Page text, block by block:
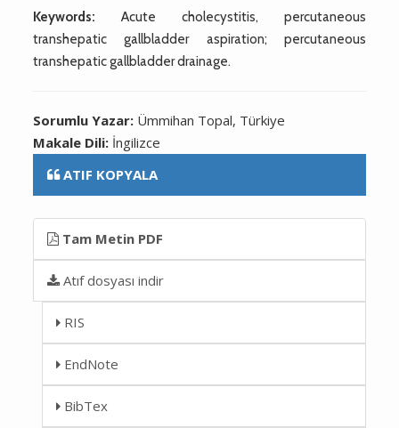
Keywords: Acute cholecystitis, percutaneous
transhepatic gallbladder aspiration; percutaneous
transhepatic gallbladder drainage.
Sorumlu Yazar: Ümmihan Topal, Türkiye
Makale Dili: İngilizce
ATIF KOPYALA
Tam Metin PDF
Atıf dosyası indir
RIS
EndNote
BibTex